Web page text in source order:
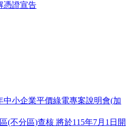
憑證宣告
中小企業平價綠電專案說明會(加
(不分區)查核 將於115年7月1日開